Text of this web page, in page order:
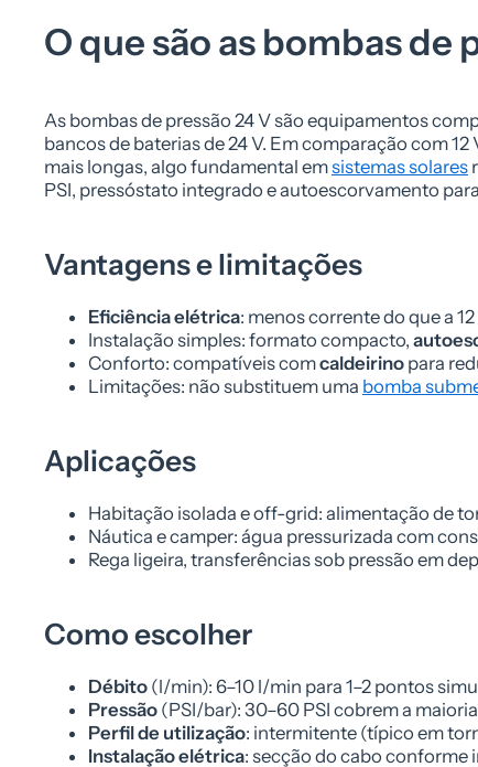
O que são as bombas de
As bombas de pressão 24 V são equipamentos
bancos de baterias de 24 V. Em comparação com
mais longas, algo fundamental emsistemas solares
PSI, pressóstato integrado e autoescorvamento
Vantagens e limitações
Eficiência elétrica: menos corrente do que a
Instalação simples: formato compacto,
Conforto: compatíveis comcaldeirino para
Limitações: não substituem uma bomba
Aplicações
Habitação isolada e off-grid: alimentação de
Náutica e camper: água pressurizada com
Rega ligeira, transferências sob pressão em
Como escolher
Débito (l/min): 6–10 l/min para 1–2 pontos
Pressão (PSI/bar): 30–60 PSI cobrem a
Perfil de utilização: intermitente (típico em
Instalação elétrica: secção do cabo